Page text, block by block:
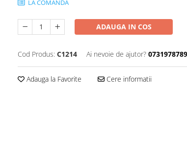
LA COMANDA
ADAUGA IN COS
Cod Produs: C1214 Ai nevoie de ajutor? 0731978789
Adauga la Favorite Cere informatii